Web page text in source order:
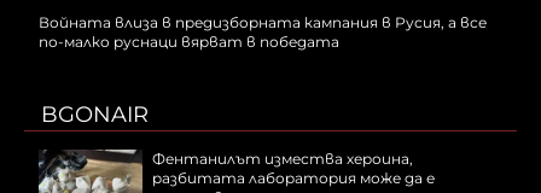
Войната влиза в предизборната кампания в Русия, а все
по-малко руснаци вярват в победата
BGONAIR
Фентанилът измества хероина,
разбитата лаборатория може да е